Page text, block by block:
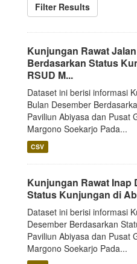
Filter Results
Kunjungan Rawat
Berdasarkan Status
RSUD M...
Dataset ini berisi informasi
Bulan Desember
Paviliun Abiyasa dan Pusat
Margono Soekarjo Pada...
CSV
Kunjungan Rawat Inap
Status Kunjungan di
Dataset ini berisi informasi
Desember Berdasarkan
Paviliun Abiyasa dan Pusat
Margono Soekarjo Pada...